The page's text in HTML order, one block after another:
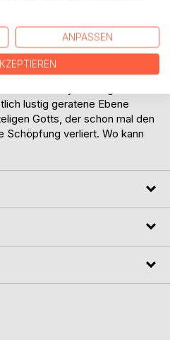
Verfolgen Sie ein
68er-Generation mit dem
Mann mit den kalten
und ein
lustig geratene Ebene
Gotts, der schon mal den
Schöpfung verliert. Wo kann
ANPASSEN